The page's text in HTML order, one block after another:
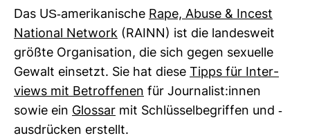
Das US-​ame­ri­ka­ni­sche Rape, Abuse & Incest
National Net­work (RAINN) ist die lan­des­weit
größte Orga­ni­sa­tion, die sich gegen sexu­elle
Gewalt ein­setzt. Sie hat diese Tipps für Inter­
views mit Betrof­fenen für Jour­na­list:innen
sowie ein Glossar mit Schlüs­sel­be­griffen und -​
aus­drü­cken erstellt.